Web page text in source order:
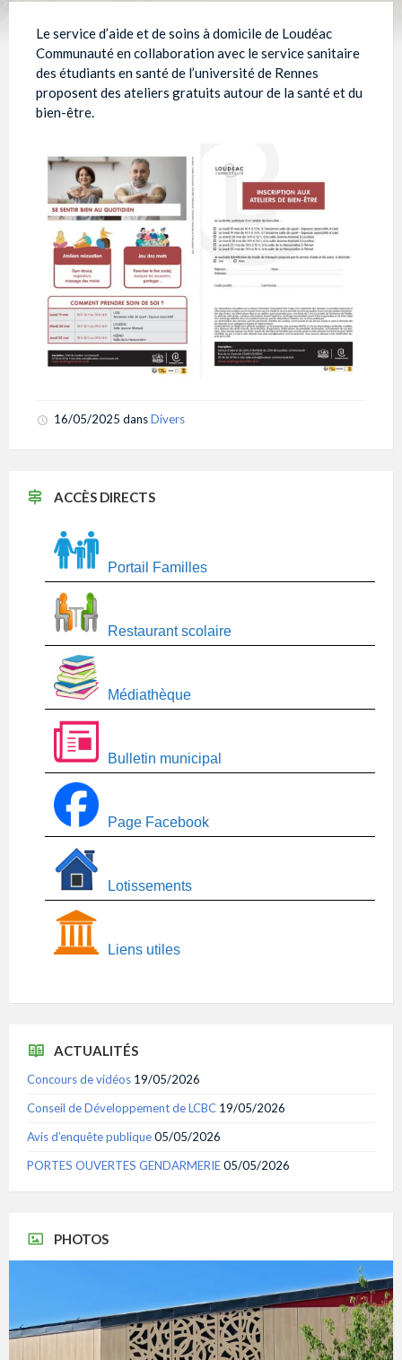
Le service d’aide et de soins à domicile de Loudéac
Communauté en collaboration avec le service sanitaire
des étudiants en santé de l’université de Rennes
proposent des ateliers gratuits autour de la santé et du
bien-être.
16/05/2025 dansDivers
ACCÈS DIRECTS
Portail Familles
Restaurant scolaire
Médiathèque
Bulletin municipal
Page Facebook
Lotissements
Liens utiles
ACTUALITÉS
Concours de vidéos 19/05/2026
Conseil de Développement de LCBC 19/05/2026
Avis d’enquête publique05/05/2026
PORTES OUVERTES GENDARMERIE05/05/2026
PHOTOS